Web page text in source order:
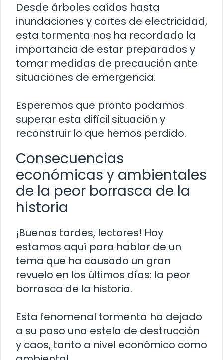
Desde árboles caídos hasta
inundaciones y cortes de electricidad,
esta tormenta nos ha recordado la
importancia de estar preparados y
tomar medidas de precaución ante
situaciones de emergencia.
Esperemos que pronto podamos
superar esta difícil situación y
reconstruir lo que hemos perdido.
Consecuencias
económicas y ambientales
de la peor borrasca de la
historia
¡Buenas tardes, lectores! Hoy
estamos aquí para hablar de un
tema que ha causado un gran
revuelo en los últimos días: la peor
borrasca de la historia.
Esta fenomenal tormenta ha dejado
a su paso una estela de destrucción
y caos, tanto a nivel económico como